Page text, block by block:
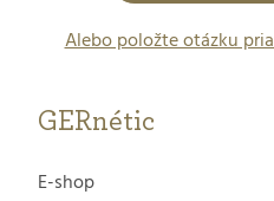
Alebo položte otázku
GERnétic
E-shop